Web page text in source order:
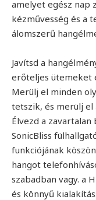
amelyet egész nap
kézművesség és a
álomszerű
Javítsd a
erőteljes ütemeket
Merülj el minden
tetszik, és merülj el
Élvezd a
SonicBliss
funkciójának
hangot
szabadban vagy. a
és könnyű